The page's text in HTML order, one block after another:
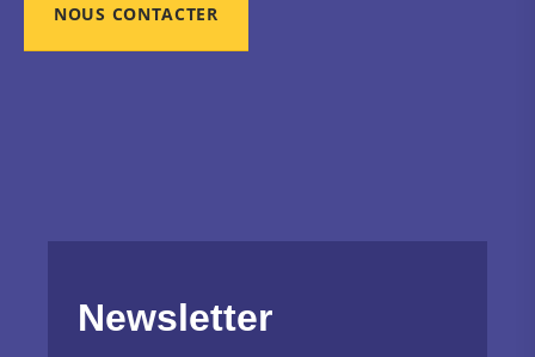
NOUS CONTACTER